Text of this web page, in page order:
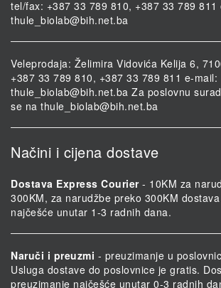
tel/fax: +387 33 789 810, +387 33 789 811
thule_biolab@bih.net.ba
Veleprodaja: Želimira Vidovića Kelija 6,
+387 33 789 810, +387 33 789 811 e-mail:
thule_biolab@bih.net.ba Za poslovnu
se na thule_biolab@bih.net.ba
Načini i cijena dostave
Dostava Express Courier- 10KM za
300KM, za narudžbe preko 300KM
najčešće unutar 1-3 radnih dana.
Naruči i preuzmi - preuzimanje u
Usluga dostave do poslovnice je gratis.
preuzimanje najčešće unutar 0-3 radnih